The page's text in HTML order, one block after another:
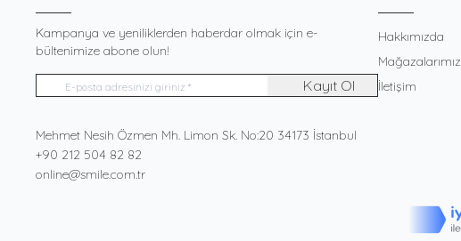
Kampanya ve yeniliklerden haberdar olmak için e-
bültenimize abone olun!
Kayıt Ol
Adres
Mehmet Nesih Özmen Mh. Limon Sk. No:20 34173 İstanbul
Telefon
+90 212 504 82 82
E-Posta
online@smile.com.tr
Hakkımızda
Mağazalarımız
İletişim